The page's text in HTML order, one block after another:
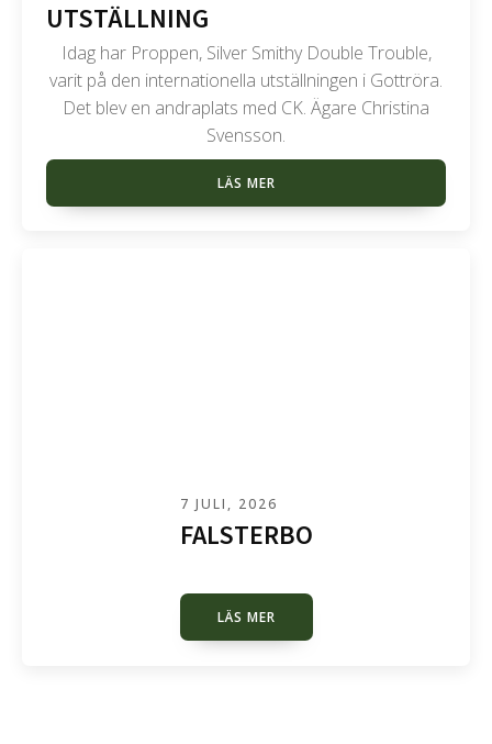
UTSTÄLLNING
Idag har Proppen, Silver Smithy Double Trouble,
varit på den internationella utställningen i Gottröra.
Det blev en andraplats med CK. Ägare Christina
Svensson.
LÄS MER
7 JULI, 2026
FALSTERBO
LÄS MER